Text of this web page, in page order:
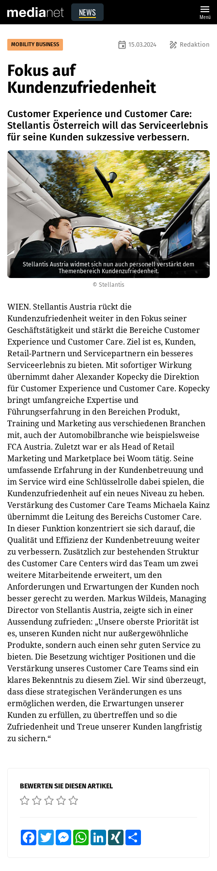
NEWS menu
Menü
© Stellantis
Stellantis Austria widmet sich nun auch personell verstärkt dem
Themenbereich Kundenzufriedenheit.
MOBILITY BUSINESS draw Redaktion
event 15.03.2024
Fokus auf
Kundenzufriedenheit
Customer Experience und Customer Care:
Stellantis Österreich will das Serviceerlebnis
für seine Kunden sukzessive verbessern.
WIEN. Stellantis Austria rückt die
Kundenzufriedenheit weiter in den Fokus seiner
Geschäftstätigkeit und stärkt die Bereiche Customer
Experience und Customer Care. Ziel ist es, Kunden,
Retail-Partnern und Servicepartnern ein besseres
Serviceerlebnis zu bieten. Mit sofortiger Wirkung
übernimmt daher Alexander Kopecky die Direktion
für Customer Experience und Customer Care. Kopecky
bringt umfangreiche Expertise und
Führungserfahrung in den Bereichen Produkt,
Training und Marketing aus verschiedenen Branchen
mit, auch der Automobilbranche wie beispielsweise
FCA Austria. Zuletzt war er als Head of Retail
Marketing und Marketplace bei Woom tätig. Seine
umfassende Erfahrung in der Kundenbetreuung und
im Service wird eine Schlüsselrolle dabei spielen, die
Kundenzufriedenheit auf ein neues Niveau zu heben.
Verstärkung des Customer Care Teams Michaela Kainz
übernimmt die Leitung des Bereichs Customer Care.
In dieser Funktion konzentriert sie sich darauf, die
Qualität und Effizienz der Kundenbetreuung weiter
zu verbessern. Zusätzlich zur bestehenden Struktur
des Customer Care Centers wird das Team um zwei
weitere Mitarbeitende erweitert, um den
Anforderungen und Erwartungen der Kunden noch
besser gerecht zu werden. Markus Wildeis, Managing
Director von Stellantis Austria, zeigte sich in einer
Aussendung zufrieden: „Unsere oberste Priorität ist
es, unseren Kunden nicht nur außergewöhnliche
Produkte, sondern auch einen sehr guten Service zu
bieten. Die Besetzung wichtiger Positionen und die
Verstärkung unseres Customer Care Teams sind ein
klares Bekenntnis zu diesem Ziel. Wir sind überzeugt,
dass diese strategischen Veränderungen es uns
ermöglichen werden, die Erwartungen unserer
Kunden zu erfüllen, zu übertreffen und so die
Zufriedenheit und Treue unserer Kunden langfristig
zu sichern.“
BEWERTEN SIE DIESEN ARTIKEL
FacebookTwitter MessengerWhatsAppLinkedInXING